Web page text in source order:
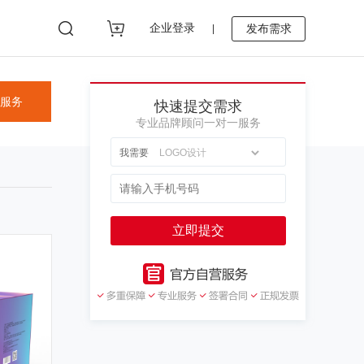
企业登录 发布需求
务 快速提交需求
专业品牌顾问一对一服务
我需要
立即提交